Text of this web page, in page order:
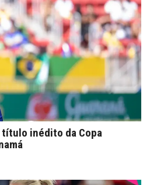
inédito da Copa